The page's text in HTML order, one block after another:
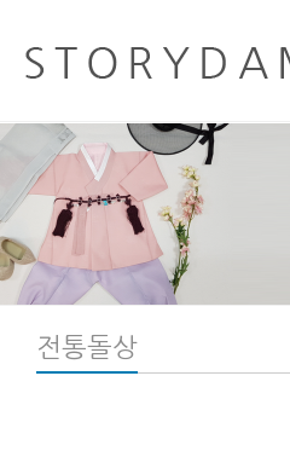
전통돌상